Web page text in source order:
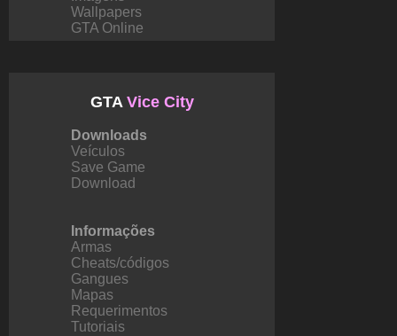
Wallpapers
GTA Online
GTA Vice City
Downloads
Veículos
Save Game
Download
Informações
Armas
Cheats/códigos
Gangues
Mapas
Requerimentos
Tutoriais